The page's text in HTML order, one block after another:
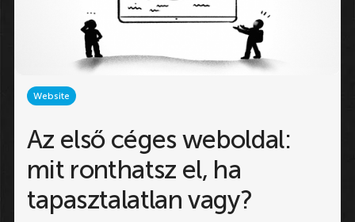
Website
Az első céges weboldal:
mit ronthatsz el, ha
tapasztalatlan vagy?